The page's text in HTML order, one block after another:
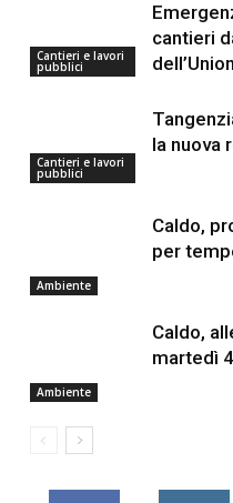
Cantieri e lavori
pubblici
cantieri
Cantieri e lavori
pubblici
la nuova
Ambiente
Caldo,
per
Ambiente
Caldo,
martedì